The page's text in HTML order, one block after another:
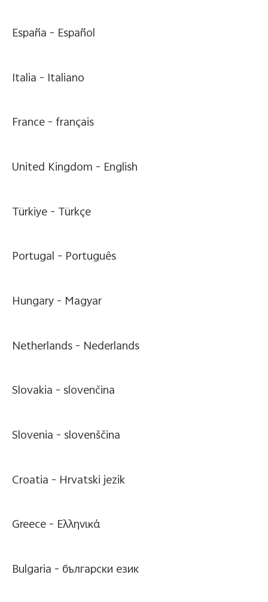
España - Español
Italia - Italiano
France - français
United Kingdom - English
Türkiye - Türkçe
Portugal - Português
Hungary - Magyar
Netherlands - Nederlands
Slovakia -slovenčina
Slovenia -slovenščina
Croatia - Hrvatski jezik
Greece - Ελληνικά
Bulgaria - български език